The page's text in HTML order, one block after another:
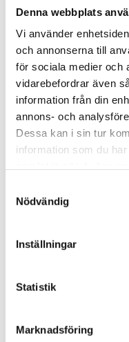
Denna webbplats
Vi använder
och annonserna till
för sociala medier och
vidarebefordrar även
information från din
annons- och
Dessa kan i sin tur
information som du
Nödvändig
Inställningar
Statistik
Marknadsföring
både effektivt och
Mer om produkten:
Managed 410W
STÄLL EN FRÅGA
Viktigaste